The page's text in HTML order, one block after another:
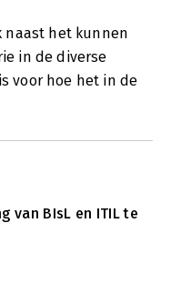
naast het kunnen
in de diverse
voor hoe het in de
van BIsL en ITIL te